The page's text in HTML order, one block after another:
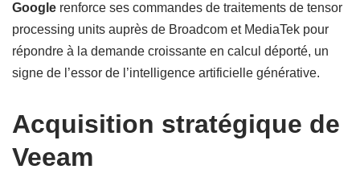
Google renforce ses commandes de traitements de tensor
processing units auprès de Broadcom et MediaTek pour
répondre à la demande croissante en calcul déporté, un
signe de l’essor de l’intelligence artificielle générative.
Acquisition stratégique de
Veeam